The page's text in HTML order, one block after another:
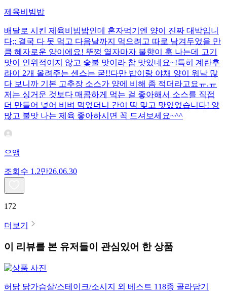
제육비빔밥
배달로 시킨 제육비빔밥인데 혼자먹기엔 양이 진짜 대박입니
다;; 결국 다 못 먹고 다음날까지 먹으려고 따로 남겨두었을 만
큼 혜자로운 양이에요! 뚜껑 열자마자 불향이 훅 나는데 고기
맛이 인위적이지 않고 숯불 맛이라 참 맛있네요~!특히 계란후
라이 2개 올려주는 센스는 굳!! ​다만 밥이랑 야채 양이 워낙 많
다 보니까 기본 고추장 소스가 양에 비해 좀 적더라고요ㅠ.ㅠ
저는 싱거운 것보다 매콤하게 먹는 걸 좋아해서 소스를 직접
더 만들어 넣어 비벼 먹었더니 간이 딱 맞고 맛있었습니다! 양
많고 불맛 나는 제육 좋아하시면 꼭 드셔보세요~^^
으앵
조회수 1.2만26.06.30
172
더보기
이 리뷰를 본 유저들이 관심있어 한 상품
허닭 닭가슴살/스테이크/소시지 외 베스트 118종 골라담기